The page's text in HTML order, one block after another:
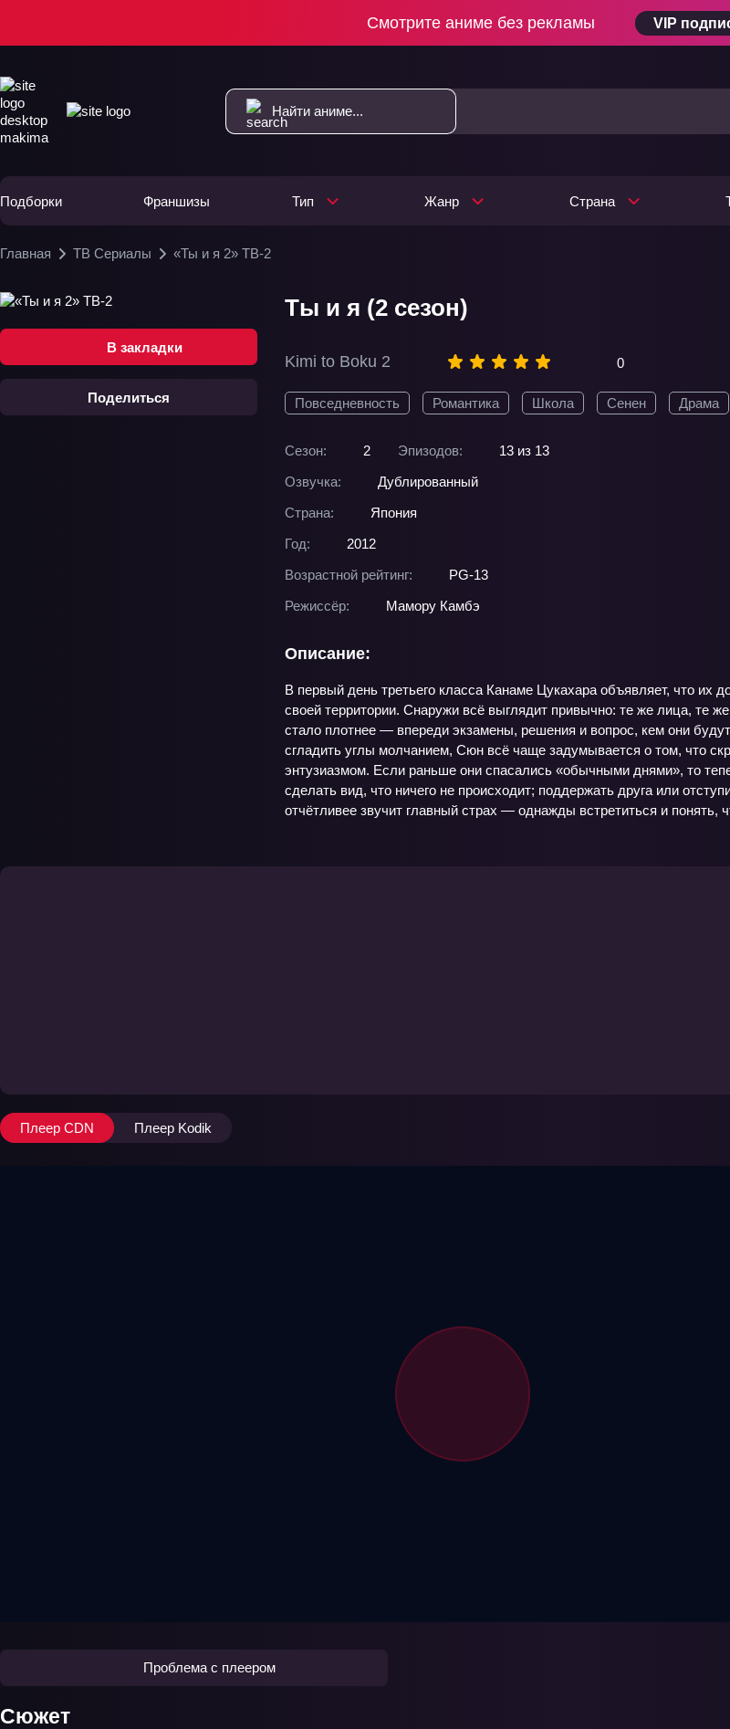
Смотрите аниме без рекламы VIP
Подборки Франшизы Тип Жанр Страна
Главная ТВ Сериалы «Ты и я 2» ТВ-2
В закладки
Поделиться
Ты и я (2 сезон)
Kimi to Boku 2 0
Повседневность Романтика Школа Сенен Драма
Сезон: 2 Эпизодов:
13 из 13
Озвучка:
Дублированный
Страна:
Япония
Год:
2012
Возрастной рейтинг:
PG-13
Режиссёр:
Мамору Камбэ
Описание:
В первый день третьего класса Канаме Цукахара объявляет, что
своей территории. Снаружи всё выглядит привычно: те же лица, те
стало плотнее — впереди экзамены, решения и вопрос, кем они
сгладить углы молчанием, Сюн всё чаще задумывается о том, что
энтузиазмом. Если раньше они спасались «обычными днями», то
сделать вид, что ничего не происходит; поддержать друга или
отчётливее звучит главный страх — однажды встретиться и
Плеер CDN Плеер Kodik
Проблема с плеером
Сюжет